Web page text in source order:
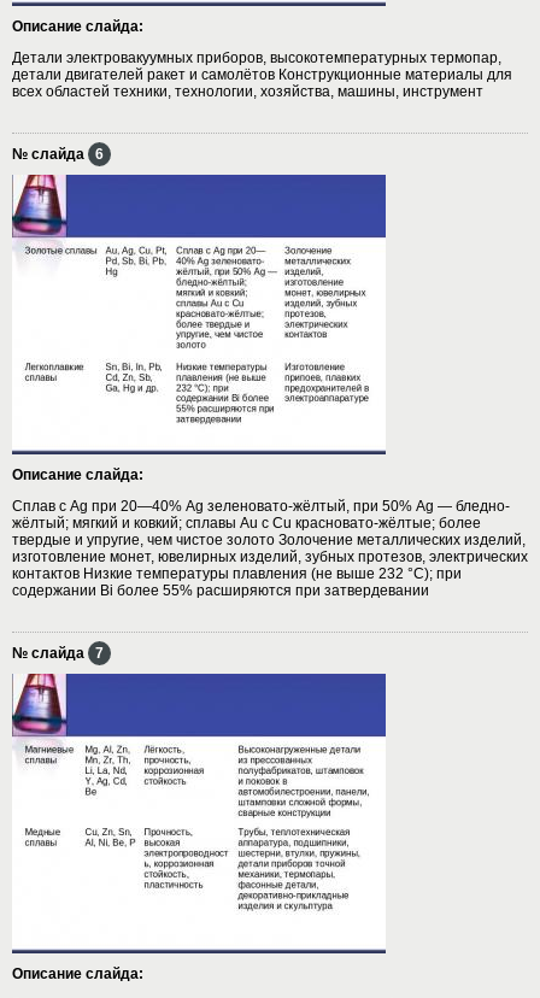
Описание слайда:
Детали электровакуумных приборов, высокотемпературных термопар,
детали двигателей ракет и самолётов Конструкционные материалы для
всех областей техники, технологии, хозяйства, машины, инструмент
№ слайда 6
Описание слайда:
Сплав с Ag при 20—40% Ag зеленовато-жёлтый, при 50% Ag — бледно-
жёлтый; мягкий и ковкий; сплавы Au с Cu красновато-жёлтые; более
твердые и упругие, чем чистое золото Золочение металлических изделий,
изготовление монет, ювелирных изделий, зубных протезов, электрических
контактов Низкие температуры плавления (не выше 232 °С); при
содержании Bi более 55% расширяются при затвердевании
№ слайда 7
Описание слайда: